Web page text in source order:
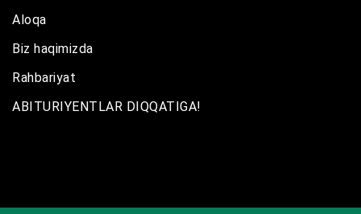
Aloqa
Biz haqimizda
Rahbariyat
ABITURIYENTLAR DIQQATIGA!